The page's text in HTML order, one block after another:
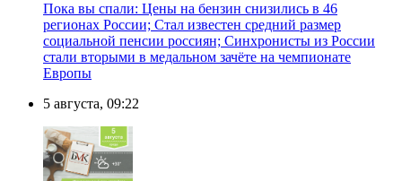
Пока вы спали: Цены на бензин снизились в 46
регионах России; Стал известен средний размер
социальной пенсии россиян; Синхронисты из России
стали вторыми в медальном зачёте на чемпионате
Европы
5 августа, 09:22